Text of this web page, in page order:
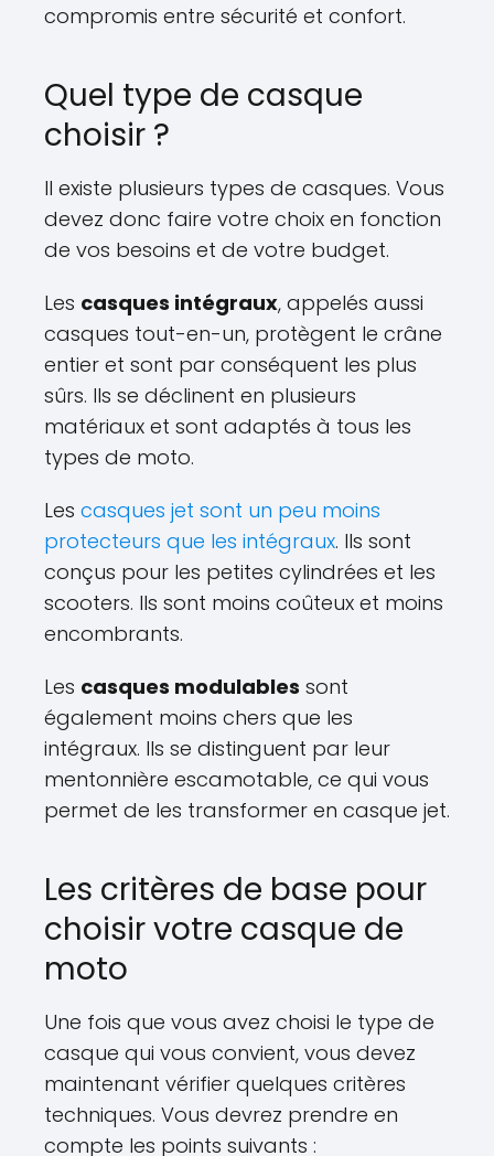
compromis entre sécurité et confort.
Quel type de casque
choisir ?
Il existe plusieurs types de casques. Vous
devez donc faire votre choix en fonction
de vos besoins et de votre budget.
Les casques intégraux, appelés aussi
casques tout-en-un, protègent le crâne
entier et sont par conséquent les plus
sûrs. Ils se déclinent en plusieurs
matériaux et sont adaptés à tous les
types de moto.
Les casques jet sont un peu moins
protecteurs que les intégraux. Ils sont
conçus pour les petites cylindrées et les
scooters. Ils sont moins coûteux et moins
encombrants.
Les casques modulables sont
également moins chers que les
intégraux. Ils se distinguent par leur
mentonnière escamotable, ce qui vous
permet de les transformer en casque jet.
Les critères de base pour
choisir votre casque de
moto
Une fois que vous avez choisi le type de
casque qui vous convient, vous devez
maintenant vérifier quelques critères
techniques. Vous devrez prendre en
compte les points suivants :